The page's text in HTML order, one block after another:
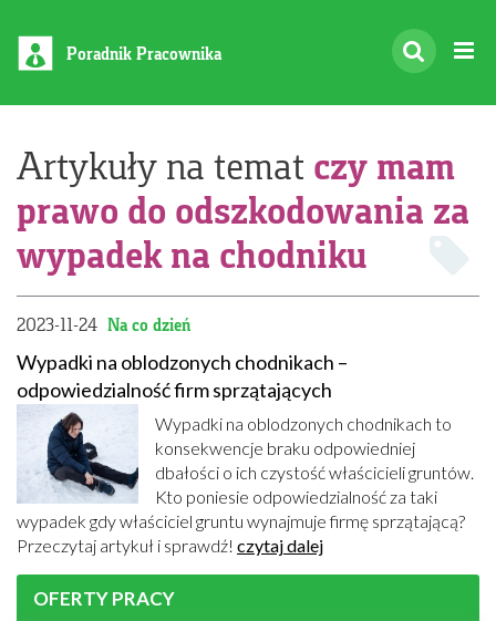
Poradnik Pracownika
Artykuły na temat czy mam
prawo do odszkodowania za
wypadek na chodniku
2023-11-24 Na co dzień
Wypadki na oblodzonych chodnikach –
odpowiedzialność firm sprzątających
Wypadki na oblodzonych chodnikach to
konsekwencje braku odpowiedniej
dbałości o ich czystość właścicieli gruntów.
Kto poniesie odpowiedzialność za taki
wypadek gdy właściciel gruntu wynajmuje firmę sprzątającą?
Przeczytaj artykuł i sprawdź! czytaj dalej
OFERTY PRACY